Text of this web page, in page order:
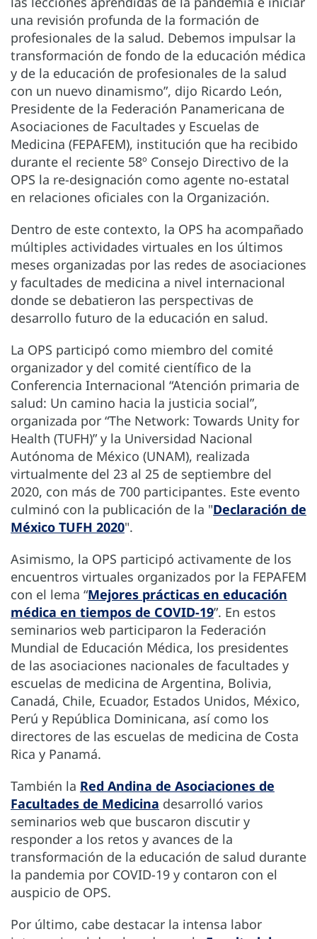
una revisión profunda de la formación de
profesionales de la salud. Debemos impulsar la
transformación de fondo de la educación médica
y de la educación de profesionales de la salud
con un nuevo dinamismo”, dijo Ricardo León,
Presidente de la Federación Panamericana de
Asociaciones de Facultades y Escuelas de
Medicina (FEPAFEM), institución que ha recibido
durante el reciente 58º Consejo Directivo de la
OPS la re-designación como agente no-estatal
en relaciones oficiales con la Organización.
Dentro de este contexto, la OPS ha acompañado
múltiples actividades virtuales en los últimos
meses organizadas por las redes de asociaciones
y facultades de medicina a nivel internacional
donde se debatieron las perspectivas de
desarrollo futuro de la educación en salud.
La OPS participó como miembro del comité
organizador y del comité científico de la
Conferencia Internacional “Atención primaria de
salud: Un camino hacia la justicia social”,
organizada por “The Network: Towards Unity for
Health (TUFH)” y la Universidad Nacional
Autónoma de México (UNAM), realizada
virtualmente del 23 al 25 de septiembre del
2020, con más de 700 participantes. Este evento
culminó con la publicación de la "Declaración de
México TUFH 2020".
Asimismo, la OPS participó activamente de los
encuentros virtuales organizados por la FEPAFEM
con el lema “Mejores prácticas en educación
médica en tiempos de COVID-19”. En estos
seminarios web participaron la Federación
Mundial de Educación Médica, los presidentes
de las asociaciones nacionales de facultades y
escuelas de medicina de Argentina, Bolivia,
Canadá, Chile, Ecuador, Estados Unidos, México,
Perú y República Dominicana, así como los
directores de las escuelas de medicina de Costa
Rica y Panamá.
También la Red Andina de Asociaciones de
Facultades de Medicina desarrolló varios
seminarios web que buscaron discutir y
responder a los retos y avances de la
transformación de la educación de salud durante
la pandemia por COVID-19 y contaron con el
auspicio de OPS.
Por último, cabe destacar la intensa labor